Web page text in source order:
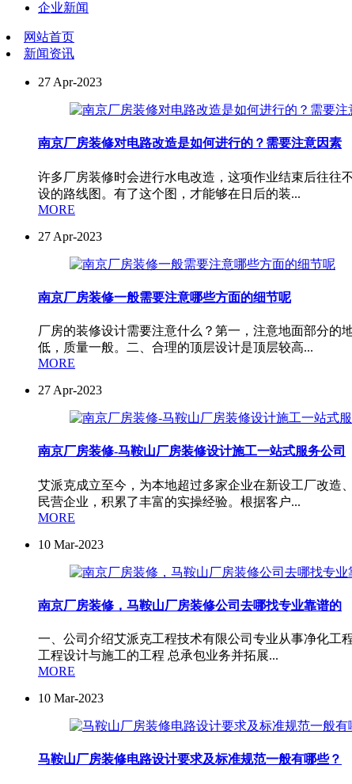
企业新闻
网站首页
新闻资讯
27 Apr-2023
南京厂房装修对电路改造是如何进行的？需要注意因素
许多厂房装修时会进行水电改造，这项作业结束后往往
设的路线图。有了这个图，才能够在日后的装...
MORE
27 Apr-2023
南京厂房装修一般需要注意哪些方面的细节呢
厂房的装修设计需要注意什么？第一，注意地面部分的
低，质量一般。二、合理的顶层设计是顶层较高...
MORE
27 Apr-2023
南京厂房装修-马鞍山厂房装修设计施工一站式服务公司
艾派克成立至今，为本地超过多家企业在新设工厂改造
民营企业，积累了丰富的实操经验。根据客户...
MORE
10 Mar-2023
南京厂房装修，马鞍山厂房装修公司去哪找专业靠谱的
一、公司介绍艾派克工程技术有限公司专业从事净化工
工程设计与施工的工程 总承包业务并拓展...
MORE
10 Mar-2023
马鞍山厂房装修电路设计要求及标准规范一般有哪些？